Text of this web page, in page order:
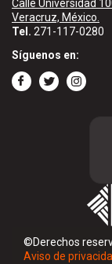
Calle Universidad
Veracruz, México.
Tel. 271-117-0280
Síguenos en:
©Derechos
Aviso de